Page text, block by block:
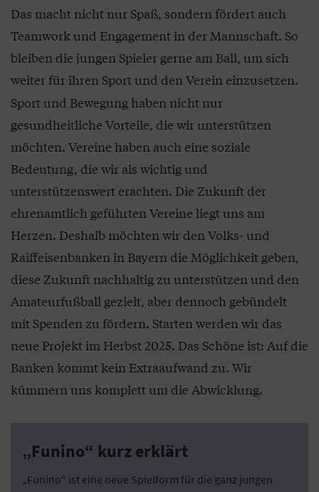
Das macht nicht nur Spaß, sondern fördert auch
Teamwork und Engagement in der Mannschaft. So
bleiben die jungen Spieler gerne am Ball, um sich
weiter für ihren Sport und den Verein einzusetzen.
Sport und Bewegung haben nicht nur
gesundheitliche Vorteile, die wir unterstützen
möchten. Vereine haben auch eine soziale
Bedeutung, die wir als wichtig und
unterstützenswert erachten. Die Zukunft der
ehrenamtlich geführten Vereine liegt uns am
Herzen. Deshalb möchten wir den Volks- und
Raiffeisenbanken in Bayern die Möglichkeit geben,
diese Zukunft nachhaltig zu unterstützen und den
Amateurfußball gezielt, aber dennoch gebündelt
mit Spenden zu fördern. Starten werden wir das
neue Projekt im Herbst 2025. Das Schöne ist: Auf die
Banken kommt kein Extraaufwand zu. Wir
kümmern uns komplett um die Abwicklung.
„Funino“ kurz erklärt
„Funino“ ist eine neue Spielform für die ganz jungen